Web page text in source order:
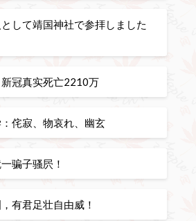
して靖国神社で参拝しました
冠真实死亡2210万
侘寂、物哀れ、幽玄
骗子骚屄！
有君足壮自由威！